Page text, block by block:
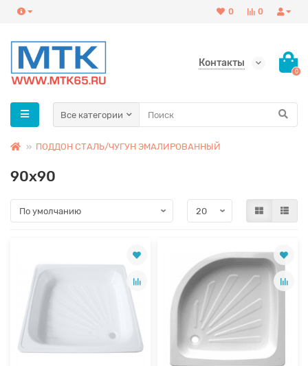
0
0
Контакты
0
Все категории
ПОДДОН СТАЛЬ/ЧУГУН ЭМАЛИРОВАННЫЙ
90х90